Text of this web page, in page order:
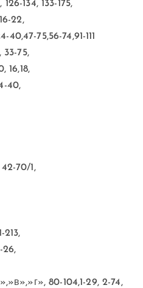
134, 133-175,
22,
75,56-74,91-111
33-75,
16,18,
40,
70/1,
+
213,
26,
80-104,1-29, 2-74,